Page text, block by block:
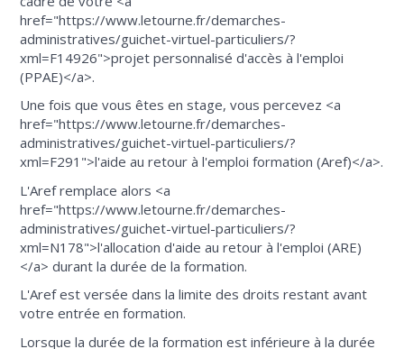
href="https://www.letourne.fr/demarches-
administratives/guichet-virtuel-particuliers/?
xml=F14926">projet personnalisé d'accès à l'emploi
(PPAE)</a>.
Une fois que vous êtes en stage, vous percevez <a
href="https://www.letourne.fr/demarches-
administratives/guichet-virtuel-particuliers/?
xml=F291">l'aide au retour à l'emploi formation (Aref)</a>.
L'Aref remplace alors <a
href="https://www.letourne.fr/demarches-
administratives/guichet-virtuel-particuliers/?
xml=N178">l'allocation d'aide au retour à l'emploi (ARE)
</a> durant la durée de la formation.
L'Aref est versée dans la limite des droits restant avant
votre entrée en formation.
Lorsque la durée de la formation est inférieure à la durée